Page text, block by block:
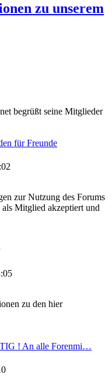
zu unserem
begrüßt seine Mitglieder
für Freunde
zur Nutzung des Forums
Mitglied akzeptiert und
zu den hier
! An alle Forenmi…